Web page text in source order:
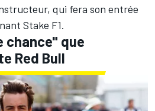
qui fera son entrée
Stake F1.
chance" que
Red Bull